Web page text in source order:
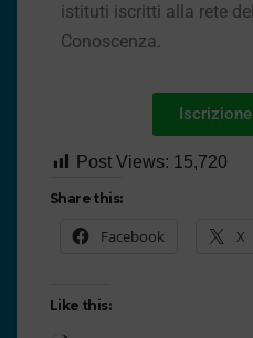
istituti iscritti alla rete
Conoscenza.
Post Views: 15,720
Share this:
Facebook X
Like this: